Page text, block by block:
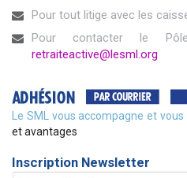
Pour tout litige avec les
Pour contacter le
retraiteactive@lesml.org
Le SML vous accompagne et
et avantages
Inscription Newsletter